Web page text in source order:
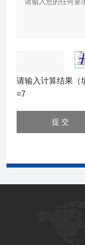
请输入计算结果（
=7